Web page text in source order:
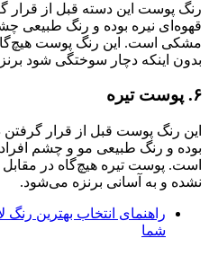
رنگ پوست این دسته قبل از قرار
قهوه‌ای نیره بوده و رنگ طبیعی
مشکی است. این رنگ پوست
بدون اینکه دچار سوختگی شود
۶. پوست تیره
این رنگ پوست قبل از قرار
بوده و رنگ طبیعی مو و چشم
است. پوست تیره هیچ‌گاه در
نشده و به آسانی برنزه می‌شود.
راهنمای انتخاب بهترین
شما